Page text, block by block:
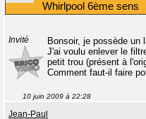
Whirlpool 6ème sens
Invité
Bonsoir, je possède un
J'ai voulu enlever le
petit trou (présent à
Comment faut-il faire
10 juin 2009 à 22:28
Jean-Paul